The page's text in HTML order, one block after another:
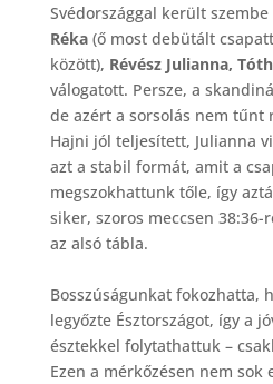
Svédországgal került szembe
Réka(ő most debütált
között), Révész Julianna,
válogatott. Persze, a
de azért a sorsolás nem tűnt
Hajni jól teljesített, Julianna
azt a stabil formát, amit a
megszokhattunk tőle, így
siker, szoros meccsen
az alsó tábla.
Bosszúságunkat fokozhatta,
legyőzte Észtországot, így a
észtekkel folytathattuk –
Ezen a mérkőzésen nem sok